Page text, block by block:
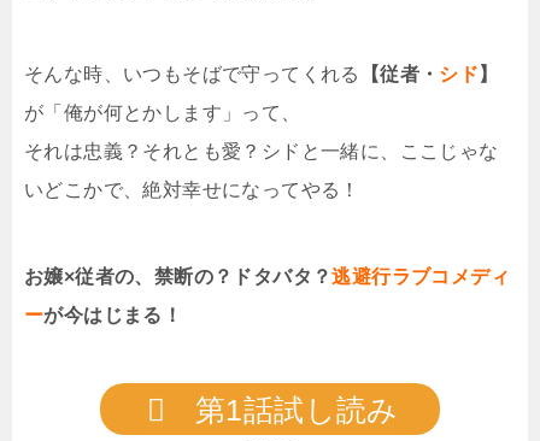
そんな時、いつもそばで守ってくれる 【従者・ シド 】
が「俺が何とかします」って、
それは忠義？それとも愛？シドと一緒に、ここじゃな
いどこかで、絶対幸せになってやる！
お嬢×従者の、禁断の？ドタバタ？逃避行ラブコメディ
ーが今はじまる！
第1話試し読み